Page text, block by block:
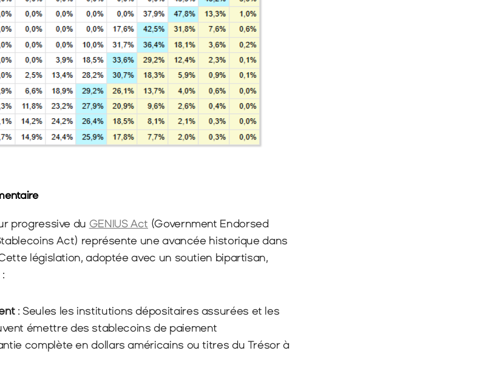
progressive du GENIUS Act (Government Endorsed
Act) représente une avancée historique dans
législation, adoptée avec un soutien bipartisan,
: Seules les institutions dépositaires assurées et les
émettre des stablecoins de paiement
complète en dollars américains ou titres du Trésor à